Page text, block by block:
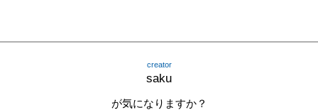
creator
saku
が気になりますか？